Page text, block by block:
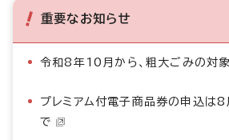
重要なお知らせ
令和8年10月から、粗大ごみの対
プレミアム付電子商品券の申込は8
で